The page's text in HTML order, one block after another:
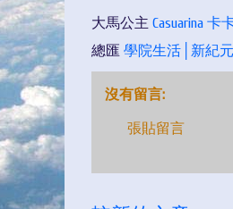
大馬公主 Casuarina 卡
總匯 學院生活│新紀元
沒有留言:
張貼留言